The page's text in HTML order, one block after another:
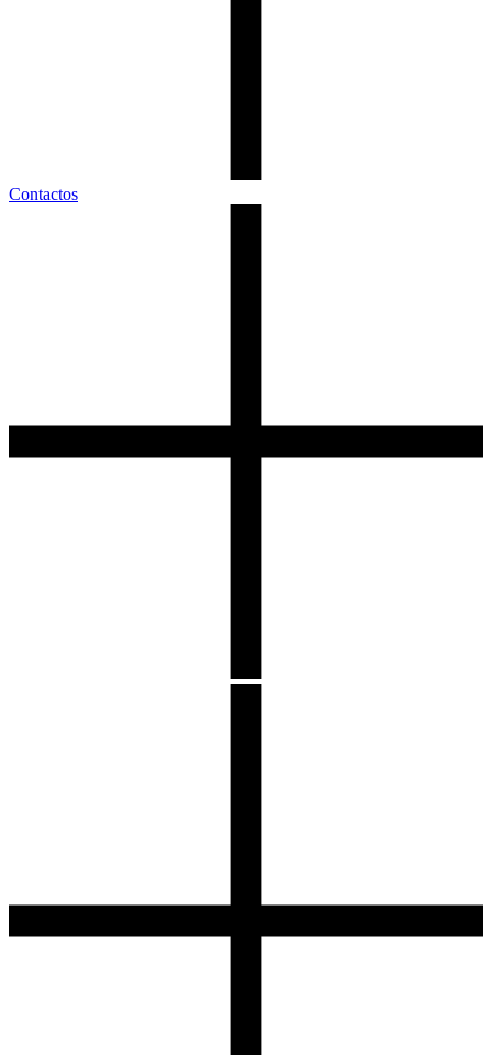
Contactos